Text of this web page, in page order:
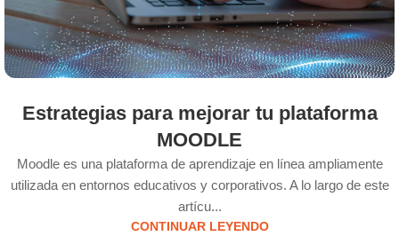
Estrategias para mejorar tu plataforma
MOODLE
Moodle es una plataforma de aprendizaje en línea ampliamente
utilizada en entornos educativos y corporativos. A lo largo de este
artícu...
CONTINUAR LEYENDO